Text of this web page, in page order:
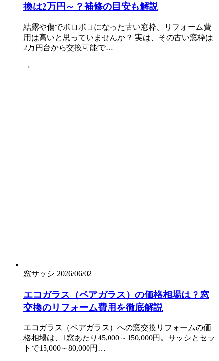
換は2万円～？補修の目安も解説
結露や傷でボロボロになった古い窓枠、リフォーム費
用は高いと思っていませんか？ 実は、その古い窓枠は
2万円台から交換可能で…
→
窓サッシ 2026/06/02
エコガラス（ペアガラス）の価格相場は？窓
交換のリフォーム費用を徹底解説
エコガラス（ペアガラス）への窓交換リフォームの価
格相場は、1窓あたり45,000～150,000円。サッシとセッ
トで15,000～80,000円…